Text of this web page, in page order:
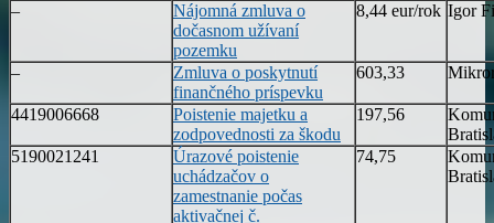
–
Nájomná zmluva o
dočasnom užívaní
pozemku
8,44 eur/rok Igor
–
Zmluva o poskytnutí
finančného príspevku
603,33
4419006668
Poistenie majetku a
zodpovednosti za škodu
197,56
5190021241
Úrazové poistenie
uchádzačov o
zamestnanie počas
aktivačnej č.
74,75